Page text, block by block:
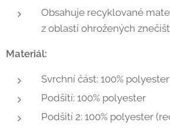
Obsahuje recyklované
z oblastí ohrožených
Materiál:
Svrchní část: 100%
Podšití: 100% polyester
Podšití 2: 100% polyester